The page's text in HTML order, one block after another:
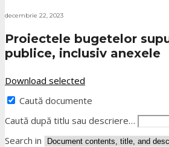
decembrie 22, 2023
Proiectele bugetelor
publice, inclusiv anexele
Download selected
Caută documente
Caută după titlu sau descriere…
Search in